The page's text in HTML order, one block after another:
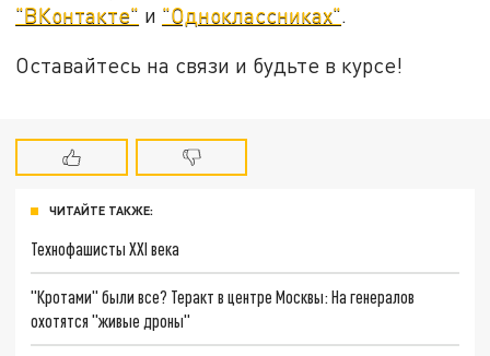
"ВКонтакте" и "Одноклассниках".
Оставайтесь на связи и будьте в курсе!
ЧИТАЙТЕ ТАКЖЕ:
Технофашисты XXI века
"Кротами" были все? Теракт в центре Москвы: На генералов
охотятся "живые дроны"